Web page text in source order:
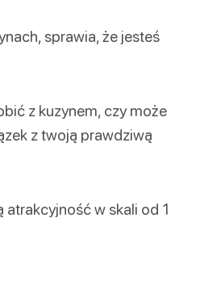
sprawia, że jesteś
z kuzynem, czy może
z twoją prawdziwą
atrakcyjność w skali od 1